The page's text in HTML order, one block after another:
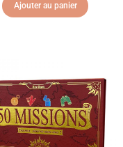
Ajouter au panier
d'envies